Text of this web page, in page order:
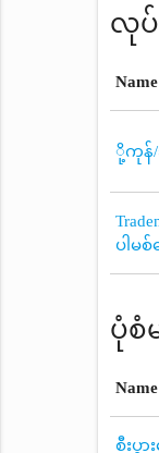
လုပ်
Name
ကုန်/
ပါမစ်
ပုံစံမ
Name
စီးပွ